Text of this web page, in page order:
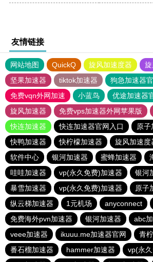
友情链接
网站地图 QuickQ 旋风加速度器
坚果加速器
tiktok加速器
狗急加速器
免费vqn外网加速
小蓝鸟 优途加速器
旋风加速器
免费vps加速器外网苹果版
快连加速器
快连加速器官网入口
原子
快鸭加速器
快柠檬加速器 旋风加速度
软件中心
银河加速器 蜜蜂加速器
哇哇加速器
vp(永久免费)加速器
银河
暴雪加速器
vp(永久免费)加速器
原子
纵云梯加速器
1元机场 anyconnect
免费海外pvn加速器
银河加速器
abc
veee加速器
ikuuu.me加速器官网 青
番石榴加速器
hammer加速器
vp(永